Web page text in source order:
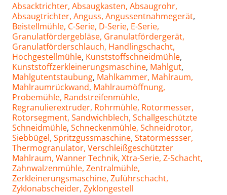
Absacktrichter, Absaugkasten, Absaugrohr,
Absaugtrichter, Anguss, Angussentnahmegerät,
Beistellmühle, C-Serie, D-Serie, E-Serie,
Granulatfördergebläse, Granulatfördergerät,
Granulatförderschlauch, Handlingschacht,
Hochgestellmühle, Kunststoffschneidmühle,
Kunststoffzerkleinerungsmaschine, Mahlgut,
Mahlgutentstaubung, Mahlkammer, Mahlraum,
Mahlraumrückwand, Mahlraumöffnung,
Probemühle, Randstreifenmühle,
Regranulierextruder, Rohrmühle, Rotormesser,
Rotorsegment, Sandwichblech, Schallgeschützte
Schneidmühle, Schneckenmühle, Schneidrotor,
Siebbügel, Spritzgussmaschine, Statormessser,
Thermogranulator, Verschleißgeschützter
Mahlraum, Wanner Technik, Xtra-Serie, Z-Schacht,
Zahnwalzenmühle, Zentralmühle,
Zerkleinerungsmaschine, Zuführschacht,
Zyklonabscheider, Zyklongestell